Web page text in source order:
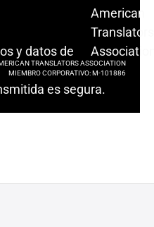
TRANSLATORS ASSOCIATION
MIEMBRO CORPORATIVO: M-101886
y datos de
es segura.